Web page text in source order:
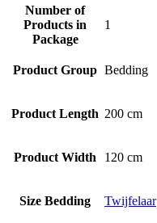
Number of
Products in
Package
1
Product Group Bedding
Product Length 200 cm
Product Width 120 cm
Size Bedding Twijfelaar